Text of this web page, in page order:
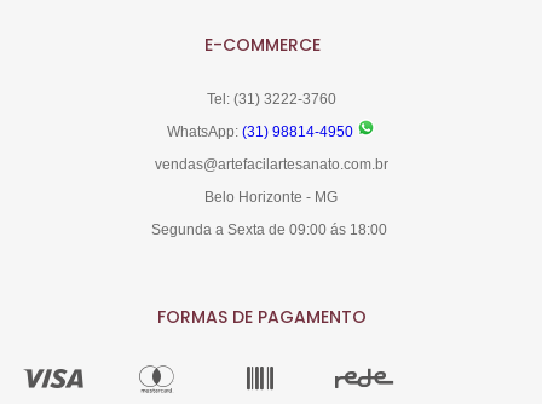
E-COMMERCE
Tel: (31) 3222-3760
WhatsApp: (31) 98814-4950
vendas@artefacilartesanato.com.br
Belo Horizonte - MG
Segunda a Sexta de 09:00 ás 18:00
FORMAS DE PAGAMENTO